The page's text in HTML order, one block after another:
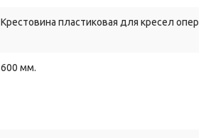
Крестовина пластиковая для кресел
600 мм.